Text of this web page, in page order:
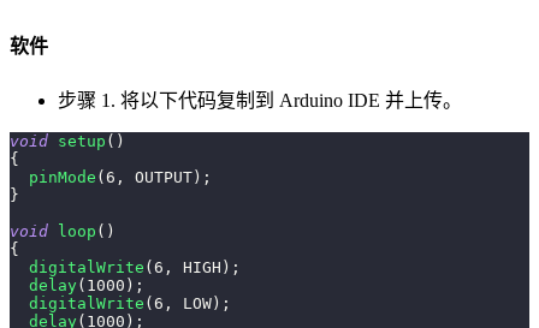
软件
步骤 1. 将以下代码复制到 Arduino IDE 并上传。
void setup ( )
{
pinMode ( 6 , OUTPUT ) ;
}
void
loop ( )
{
digitalWrite ( 6 , HIGH ) ;
delay( 1000 ) ;
digitalWrite ( 6 , LOW ) ;
delay( 1000 ) ;